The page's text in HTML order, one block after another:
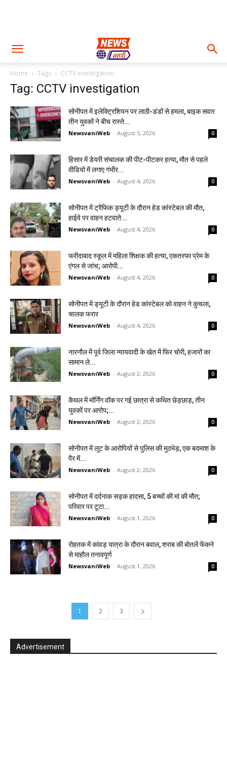
Home Tags CCTV investigation
Tag: CCTV investigation
सोनीपत में इलेक्ट्रिशियन पर लाठी-डंडों से हमला, बाइक सवार
तीन युवकों ने बीच रास्ते...
NewsvaniWeb - August 5, 2026 0
हिसार में डेयरी संचालक की पीट-पीटकर हत्या, मौत से पहले
वीडियो में लगाए गंभीर...
NewsvaniWeb - August 4, 2026 0
सोनीपत में ट्रैफिक ड्यूटी के दौरान हेड कांस्टेबल की मौत,
हाईवे पर वाहन हटवाते...
NewsvaniWeb - August 4, 2026 0
फरीदाबाद स्कूल में महिला शिक्षक की हत्या, एकतरफा प्रेम के
एंगल से जांच; आरोपी...
NewsvaniWeb - August 4, 2026 0
सोनीपत में ड्यूटी के दौरान हेड कांस्टेबल को वाहन ने कुचला,
चालक फरार
NewsvaniWeb - August 4, 2026 0
नारनौल में पूर्व जिला न्यायवादी के खेत में फिर चोरी, हजारों का
सामान ले...
NewsvaniWeb - August 2, 2026 0
कैथल में मॉर्निंग वॉक पर गई छात्रा से कथित छेड़छाड़, तीन
युवकों पर आरोप;...
NewsvaniWeb - August 2, 2026 0
सोनीपत में लूट के आरोपियों से पुलिस की मुठभेड़, एक बदमाश के
पैर में...
NewsvaniWeb - August 2, 2026 0
सोनीपत में दर्दनाक सड़क हादसा, 5 बच्चों की मां की मौत;
परिवार पर टूटा...
NewsvaniWeb - August 1, 2026 0
रोहतक में कांवड़ यात्रा के दौरान बवाल, शराब की बोतलें फेंकने
से माहौल तनावपूर्ण
NewsvaniWeb - August 1, 2026 0
1 2 3
Advertisement